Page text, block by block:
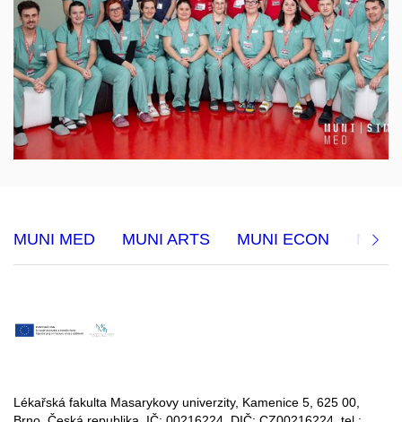
MUNI MED MUNI ARTS MUNI ECON MUNI
Lékařská fakulta Masarykovy univerzity, Kamenice 5, 625 00,